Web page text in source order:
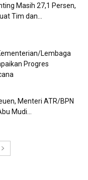
Masih 27,1 Persen,
Tim dan...
Lembaga
Progres
Menteri ATR/BPN
Mudi...